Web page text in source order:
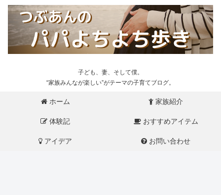
子ども、妻、そして僕。
“家族みんなが楽しい”がテーマの子育てブログ。
ホーム 家族紹介
体験記 おすすめアイテム
アイデア お問い合わせ